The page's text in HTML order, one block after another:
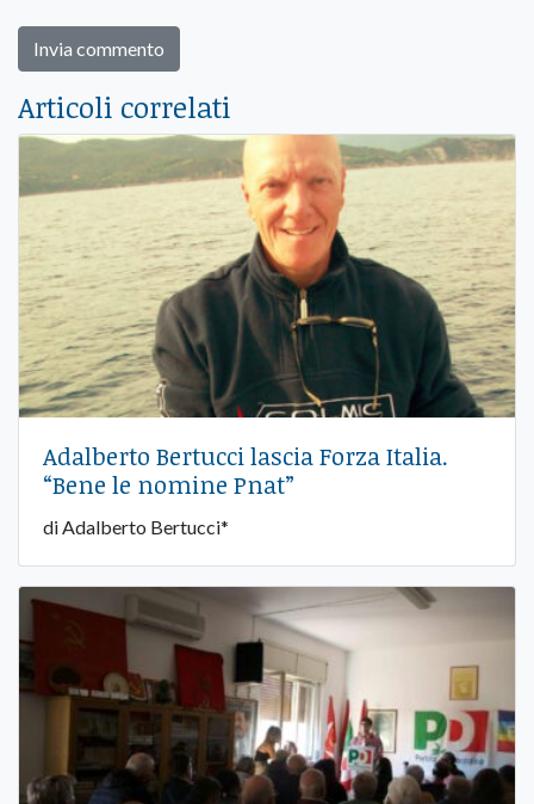
Articoli correlati
Adalberto Bertucci lascia Forza Italia.
“Bene le nomine Pnat”
di Adalberto Bertucci*